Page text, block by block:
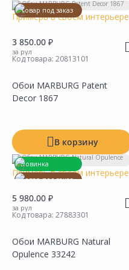
Коллекция
Цвет
Вид рисунка
Материал основы
Товар под заказ
Примерь в своем интерьере
3 850.00 ₽
за рул
Код товара: 20813101
Обои MARBURG Patent
Decor 1867
В корзину
Новинка
Товар под заказ
Примерь в своем интерьере
5 980.00 ₽
за рул
Код товара: 27883301
Обои MARBURG Natural
Opulence 33242